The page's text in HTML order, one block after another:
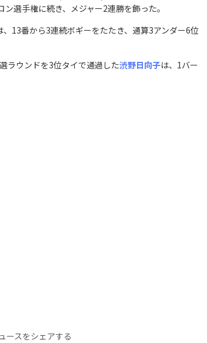
選手権に続き、メジャー2連勝を飾った。
、13番から3連続ボギーをたたき、通算3アンダー6位
ラウンドを3位タイで通過した渋野日向子は、1バー
ースをシェアする